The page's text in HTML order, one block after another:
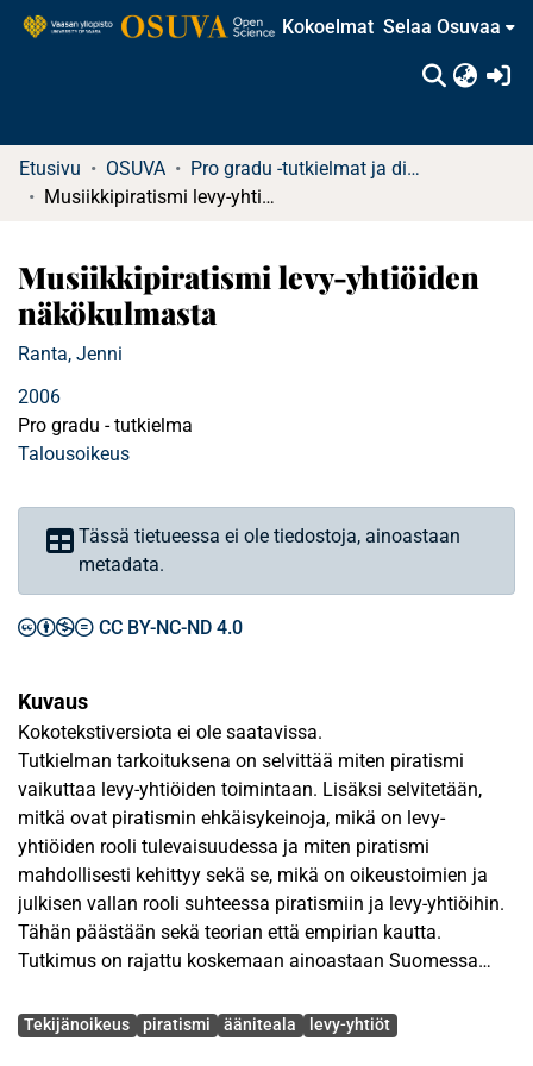
Kokoelmat Selaa Osuvaa
Etusivu OSUVA
Pro gradu -tutkielmat ja diplomityöt
Musiikkipiratismi levy-yhtiöiden näkökulmasta
Musiikkipiratismi levy-yhtiöiden
näkökulmasta
Ranta, Jenni
2006
Pro gradu - tutkielma
Talousoikeus
Tässä tietueessa ei ole tiedostoja, ainoastaan
metadata.
CC BY-NC-ND 4.0
Kuvaus
Kokotekstiversiota ei ole saatavissa.
Tutkielman tarkoituksena on selvittää miten piratismi
vaikuttaa levy-yhtiöiden toimintaan. Lisäksi selvitetään,
mitkä ovat piratismin ehkäisykeinoja, mikä on levy-
yhtiöiden rooli tulevaisuudessa ja miten piratismi
mahdollisesti kehittyy sekä se, mikä on oikeustoimien ja
julkisen vallan rooli suhteessa piratismiin ja levy-yhtiöihin.
Tähän päästään sekä teorian että empirian kautta.
Tutkimus on rajattu koskemaan ainoastaan Suomessa
Avainsanat
Tekijänoikeus piratismi ääniteala levy-yhtiöt